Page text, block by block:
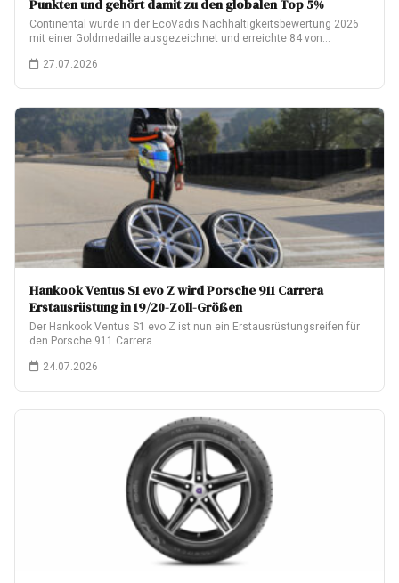
Punkten und gehört damit zu den globalen Top 5%
Continental wurde in der EcoVadis Nachhaltigkeitsbewertung 2026
mit einer Goldmedaille ausgezeichnet und erreichte 84 von…
27.07.2026
Hankook Ventus S1 evo Z wird Porsche 911 Carrera
Erstausrüstung in 19/20-Zoll-Größen
Der Hankook Ventus S1 evo Z ist nun ein Erstausrüstungsreifen für
den Porsche 911 Carrera.…
24.07.2026